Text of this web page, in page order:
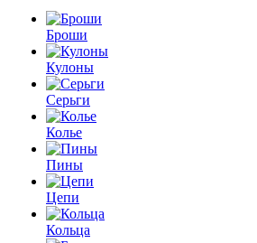
Броши
Кулоны
Серьги
Колье
Пины
Цепи
Кольца